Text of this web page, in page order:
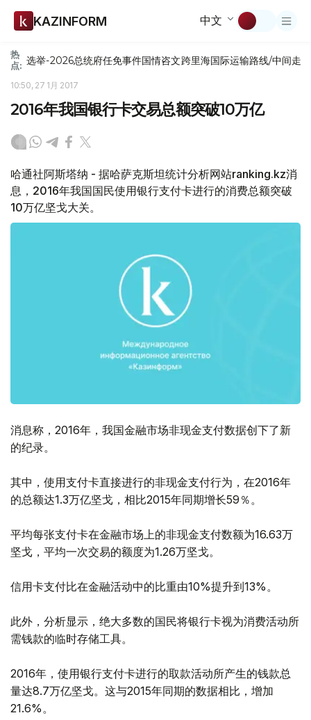
KAZINFORM 中文
热
点: 选举-2026总统府任免事件国情咨文跨里海国际运输路线/中间走廊
10:50, 27 1月 2017
2016年我国银行卡交易总额突破10万亿
哈通社阿斯塔纳 - 据哈萨克斯坦统计分析网站ranking.kz消
息，2016年我国国民使用银行支付卡进行的消费总额突破
10万亿坚戈大关。
消息称，2016年，我国金融市场非现金支付数据创下了新
的纪录。
其中，使用支付卡直接进行的非现金支付行为，在2016年
的总额达1.3万亿坚戈，相比2015年同期增长59％。
平均每张支付卡在金融市场上的非现金支付数额为16.63万
坚戈，平均一次交易的额度为1.26万坚戈。
信用卡支付比在金融活动中的比重由10%提升到13%。
此外，分析显示，绝大多数的国民将银行卡视为消费活动所
需钱款的临时存储工具。
2016年，使用银行支付卡进行的取款活动所产生的钱款总
量达8.7万亿坚戈。这与2015年同期的数据相比，增加
21.6%。